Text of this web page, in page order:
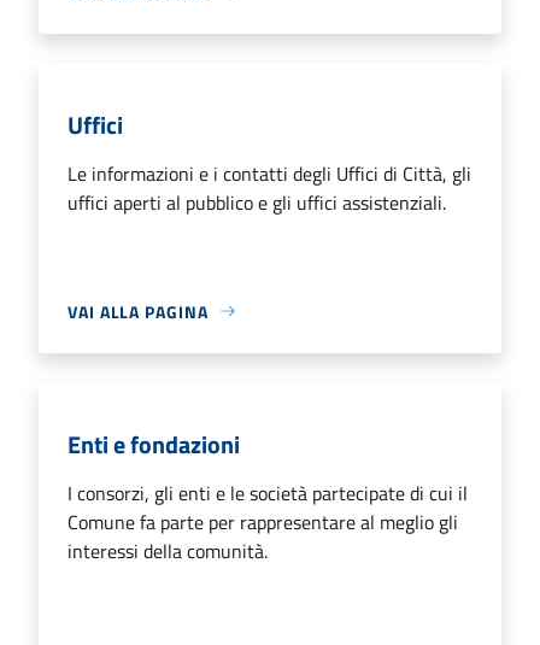
Uffici
Le informazioni e i contatti degli Uffici di Città, gli
uffici aperti al pubblico e gli uffici assistenziali.
VAI ALLA PAGINA
Enti e fondazioni
I consorzi, gli enti e le società partecipate di cui il
Comune fa parte per rappresentare al meglio gli
interessi della comunità.